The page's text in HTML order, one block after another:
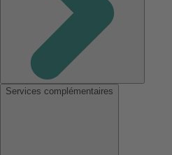
Services complémentaires